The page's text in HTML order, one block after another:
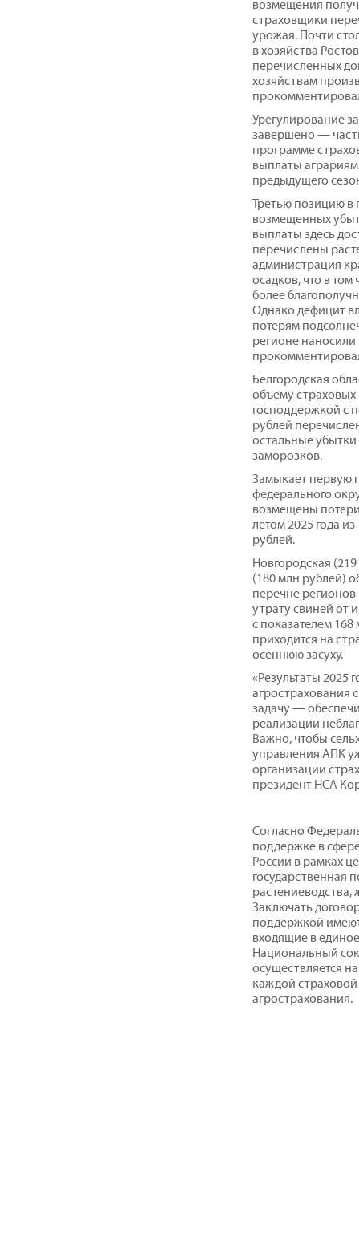
возмещения
страховщики
урожая. Почти
в хозяйства
перечисленных
хозяйствам
Урегулирование
завершено —
программе
выплаты
предыдущего
Третью позицию в
возмещенных
выплаты здесь
перечислены
администрация
осадков, что в
более
Однако дефицит
потерям
регионе
Белгородская
объёму
господдержкой с
рублей
остальные
заморозков.
Замыкает первую
федерального
возмещены
летом 2025 года
рублей.
Новгородская
(180 млн рублей)
перечне регионов
утрату свиней от
с показателем
приходится на
осеннюю засуху.
«Результаты 2025
агрострахования
задачу —
реализации
Важно, чтобы
управления АПК
организации
президент НСА
Согласно
поддержке в
России в рамках
государственная
растениеводства,
Заключать
поддержкой
входящие в
Национальный
осуществляется
каждой
агрострахования.